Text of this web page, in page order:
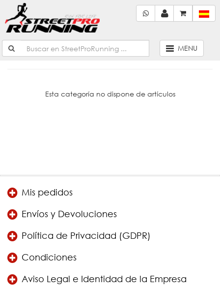
MENU
Esta categoría no dispone de artículos
Mis pedidos
Envíos y Devoluciones
Política de Privacidad (GDPR)
Condiciones
Aviso Legal e Identidad de la Empresa